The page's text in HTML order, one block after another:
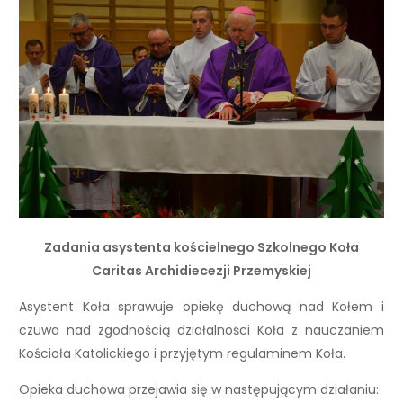
Zadania asystenta kościelnego Szkolnego Koła
Caritas Archidiecezji Przemyskiej
Asystent Koła sprawuje opiekę duchową nad Kołem i
czuwa nad zgodnością działalności Koła z nauczaniem
Kościoła Katolickiego i przyjętym regulaminem Koła.
Opieka duchowa przejawia się w następującym działaniu: